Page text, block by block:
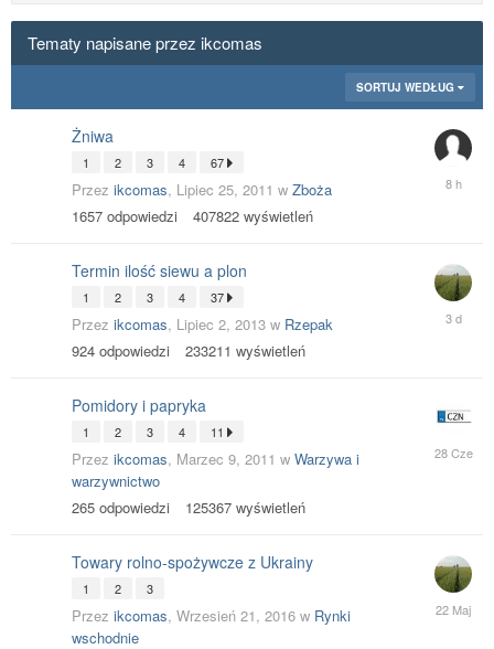
Tematy napisane przez ikcomas
SORTUJ WEDŁUG
Żniwa
1 2 3 4 67
Przez ikcomas, Lipiec 25, 2011 w Zboża
1657 odpowiedzi 407822 wyświetleń
godzin
Termin ilość siewu a plon
1 2 3 4 37
Przez ikcomas, Lipiec 2, 2013 w Rzepak
924 odpowiedzi 233211 wyświetleń
Pomidory i papryka
1 2 3 4 11
Przez ikcomas, Marzec 9, 2011 w Warzywa i
warzywnictwo
265 odpowiedzi 125367 wyświetleń
28
Czerwiec
Towary rolno-spożywcze z Ukrainy
1 2 3
Przez ikcomas, Wrzesień 21, 2016 w Rynki
wschodnie
22
Maj